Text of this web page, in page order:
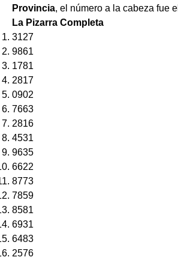
Provincia, el número a la cabeza fue el
La Pizarra Completa
3127
9861
1781
2817
0902
7663
2816
4531
9635
6622
8773
7859
8581
6931
6483
2576